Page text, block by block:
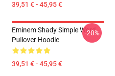
39,51 € - 45,95 €
Eminem Shady Simple Word
Pullover Hoodie
39,51 € - 45,95 €
-20%